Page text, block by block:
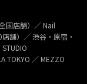
国店舗）／ Nail
舗）／ 渋谷・原宿・
TOKYO ／ MEZZO